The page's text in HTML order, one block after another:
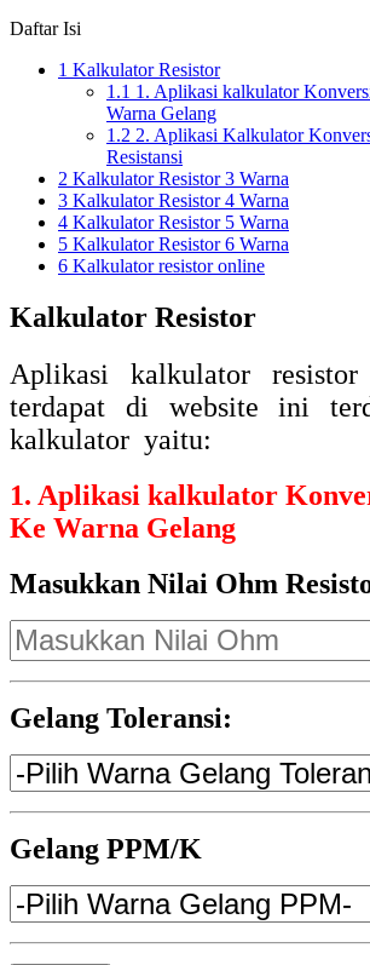
Daftar Isi
1 Kalkulator Resistor
1.1 1. Aplikasi kalkulator
Warna Gelang
1.2 2. Aplikasi Kalkulator
Resistansi
2 Kalkulator Resistor 3 Warna
3 Kalkulator Resistor 4 Warna
4 Kalkulator Resistor 5 Warna
5 Kalkulator Resistor 6 Warna
6 Kalkulator resistor online
Kalkulator Resistor
Aplikasi kalkulator
terdapat di website ini
kalkulator yaitu:
1. Aplikasi kalkulator
Ke Warna Gelang
Masukkan Nilai Ohm
Gelang Toleransi:
Gelang PPM/K